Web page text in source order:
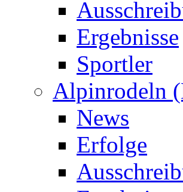
Ergebnisse
Sportler
Alpinrodeln
News
Erfolge